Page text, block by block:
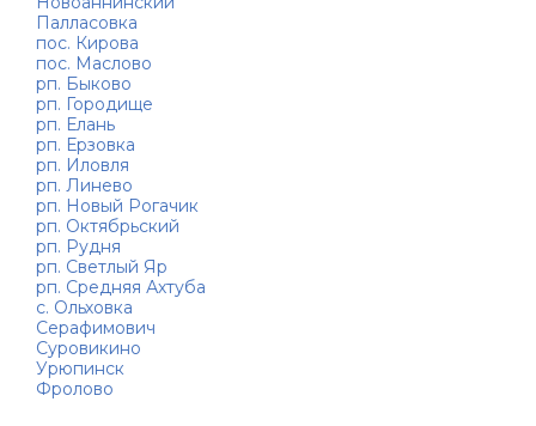
Палласовка
пос. Кирова
пос. Маслово
рп. Быково
рп. Городище
рп. Елань
рп. Ерзовка
рп. Иловля
рп. Линево
рп. Новый Рогачик
рп. Октябрьский
рп. Рудня
рп. Светлый Яр
рп. Средняя Ахтуба
с. Ольховка
Серафимович
Суровикино
Урюпинск
Фролово